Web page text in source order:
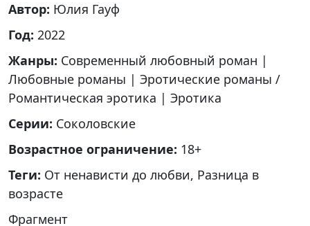
Автор: Юлия Гауф
Год: 2022
Жанры: Современный любовный роман |
Любовные романы | Эротические романы /
Романтическая эротика | Эротика
Серии: Соколовские
Возрастное ограничение: 18+
Теги: От ненависти до любви, Разница в
возрасте
Фрагмент